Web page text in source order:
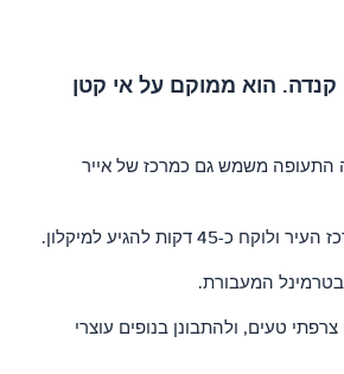
קנדה. הוא ממוקם על אי קטן
לצרפת. שדה התעופה משמש גם כמרכז של אייר
המעבורת.
טעים, ולהתבונן בנופים עוצרי